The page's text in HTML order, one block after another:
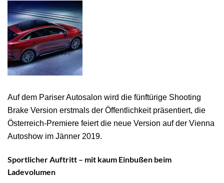
Auf dem Pariser Autosalon wird die fünftürige Shooting
Brake Version erstmals der Öffentlichkeit präsentiert, die
Österreich-Premiere feiert die neue Version auf der Vienna
Autoshow im Jänner 2019.
Sportlicher Auftritt – mit kaum Einbußen beim
Ladevolumen